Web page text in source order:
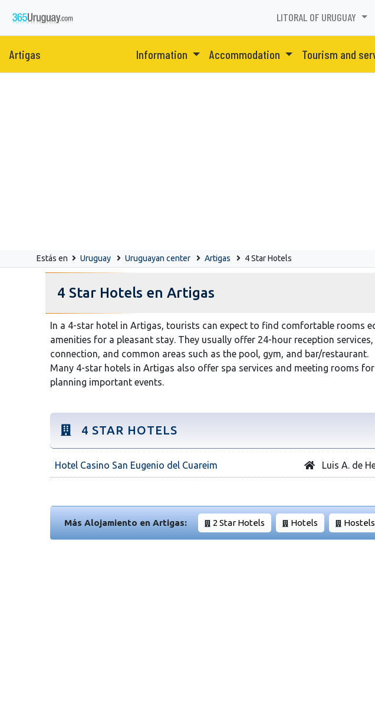
LITORAL OF URUGUAY
Artigas Information Accommodation Tourism and
Estás en Uruguay Uruguayan center Artigas 4 Star Hotels
4 Star Hotels en Artigas
In a 4-star hotel in Artigas, tourists can expect to find comfortable rooms
amenities for a pleasant stay. They usually offer 24-hour reception
connection, and common areas such as the pool, gym, and bar/restaurant.
Many 4-star hotels in Artigas also offer spa services and meeting rooms
planning important events.
4 STAR HOTELS
Hotel Casino San Eugenio del Cuareim Luis A. de
Más Alojamiento en Artigas: 2 Star Hotels Hotels Hostels